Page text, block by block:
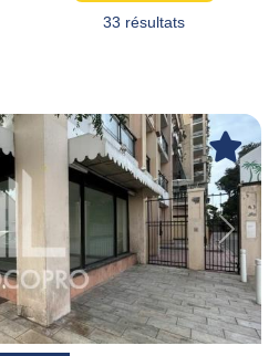
33 résultats
Next